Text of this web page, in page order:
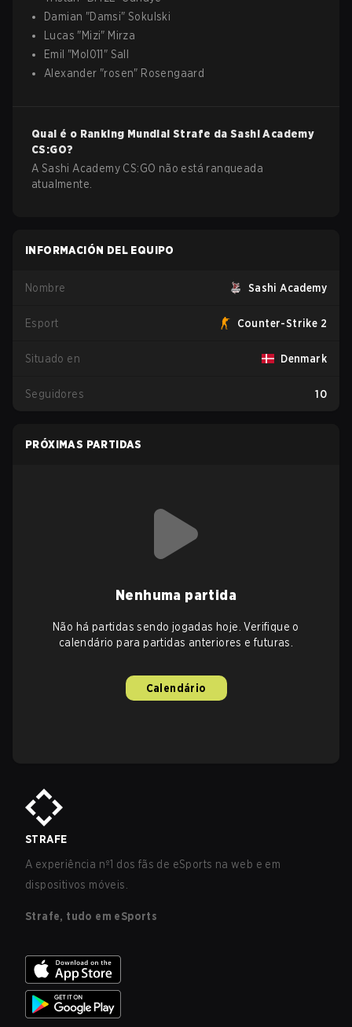
Damian "Damsi"Sokulski
Lucas "Mizi" Mirza
Emil "Mol011 " Sall
Alexander "rosen" Rosengaard
Qual é o Ranking Mundial Strafe da Sashi Academy
CS:GO?
A Sashi Academy CS:GO não está ranqueada
atualmente.
INFORMACIÓN DEL EQUIPO
Nombre Sashi Academy
Esport Counter-Strike 2
Situado en Denmark
Seguidores 10
PRÓXIMAS PARTIDAS
Nenhuma partida
Não há partidas sendo jogadas hoje. Verifique o
calendário para partidas anteriores e futuras.
Calendário
STRAFE
A experiência nº1 dos fãs de eSports na web e em
dispositivos móveis.
Strafe, tudo em eSports